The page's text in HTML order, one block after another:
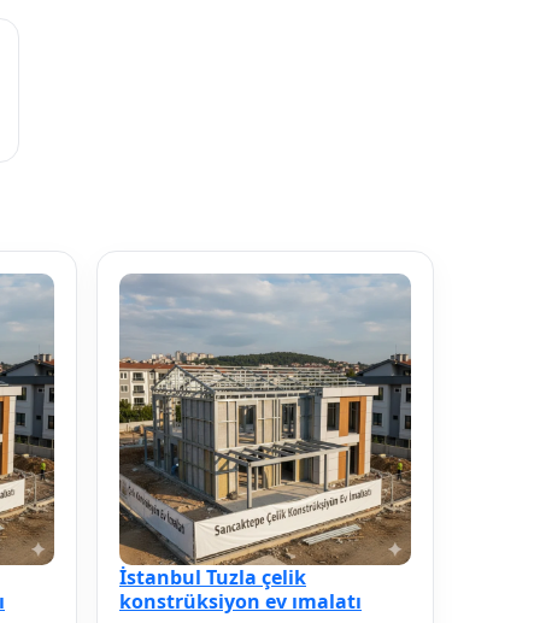
İstanbul Tuzla çelik
konstrüksiyon ev ımalatı